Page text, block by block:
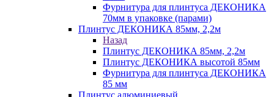
Фурнитура для плинтуса ДЕКОНИКА
70мм в упаковке (парами)
Плинтус ДЕКОНИКА 85мм, 2,2м
Назад
Плинтус ДЕКОНИКА 85мм, 2,2м
Плинтус ДЕКОНИКА высотой 85мм
Фурнитура для плинтуса ДЕКОНИКА
85 мм
Плинтус алюминиевый